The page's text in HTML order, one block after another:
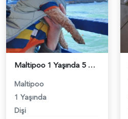
Maltipoo 1 Yaşında 5 Kg Eş Arıyor - 118984478
Maltipoo
1 Yaşında
Dişi